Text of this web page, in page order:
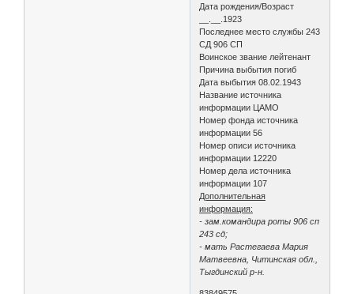
Дата рождения/Возраст
__.__.1923
Последнее место службы 243
СД 906 СП
Воинское звание лейтенант
Причина выбытия погиб
Дата выбытия 08.02.1943
Название источника
информации ЦАМО
Номер фонда источника
информации 56
Номер описи источника
информации 12220
Номер дела источника
информации 107
Дополнительная
информация:
- зам.командира роты 906 сп
243 сд;
- мать Растегаева Мария
Матвеевна, Читинская обл.,
Тыгдинский р-н.